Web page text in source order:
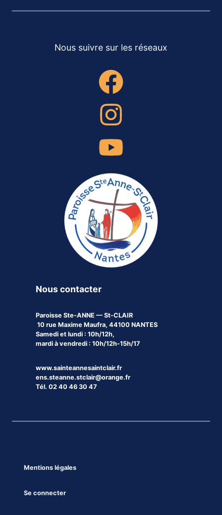
Nous suivre sur les réseaux
Nous contacter
Paroisse Ste-ANNE — St-CLAIR
10 rue Maxime Maufra, 44100 NANTES
Samedi et lundi : 10h/12h,
mardi à vendredi : 10h/12h-15h/17
www.sainteannesaintclair.fr
ens.steanne.stclair@orange.fr
Tél. 02 40 46 30 47
Mentions légales
Se connecter